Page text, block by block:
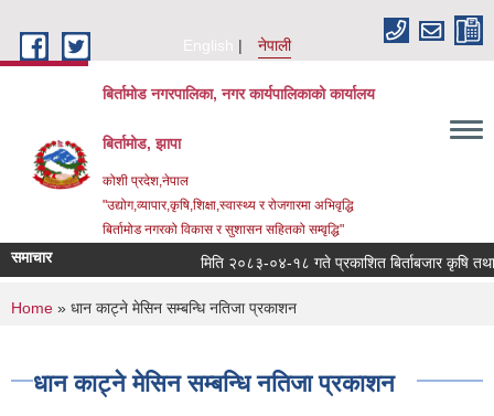
English
नेपाली
बिर्तामोड नगरपालिका, नगर कार्यपालिकाको कार्यालय
बिर्तामोड, झापा
कोशी प्रदेश,नेपाल
"उद्योग,व्यापार,कृषि,शिक्षा,स्वास्थ्य र रोजगारमा अभिवृद्धि
बिर्तामोड नगरको विकास र सुशासन सहितको सम्वृद्धि"
समाचार मिति २०८३-०४-१८ गते प्रकाशित बिर्ताबजार कृषि तथा
You are here
Home » धान काट्ने मेसिन सम्बन्धि नतिजा प्रकाशन
धान काट्ने मेसिन सम्बन्धि नतिजा प्रकाशन